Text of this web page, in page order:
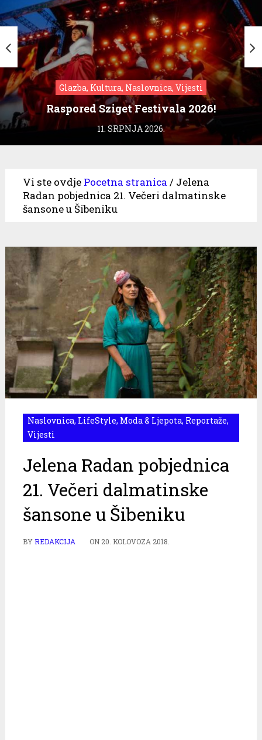
Glazba, Kultura, Naslovnica, Vijesti
Raspored Sziget Festivala 2026!
11. SRPNJA 2026.
Vi ste ovdje Pocetna stranica / Jelena
Radan pobjednica 21. Večeri dalmatinske
šansone u Šibeniku
Naslovnica, LifeStyle, Moda & Ljepota, Reportaže,
Vijesti
Jelena Radan pobjednica
21. Večeri dalmatinske
šansone u Šibeniku
BYREDAKCIJA ON 20. KOLOVOZA 2018.